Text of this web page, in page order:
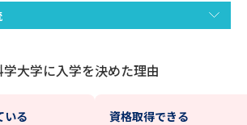
大学に入学を決めた理由
いる 資格取得できる